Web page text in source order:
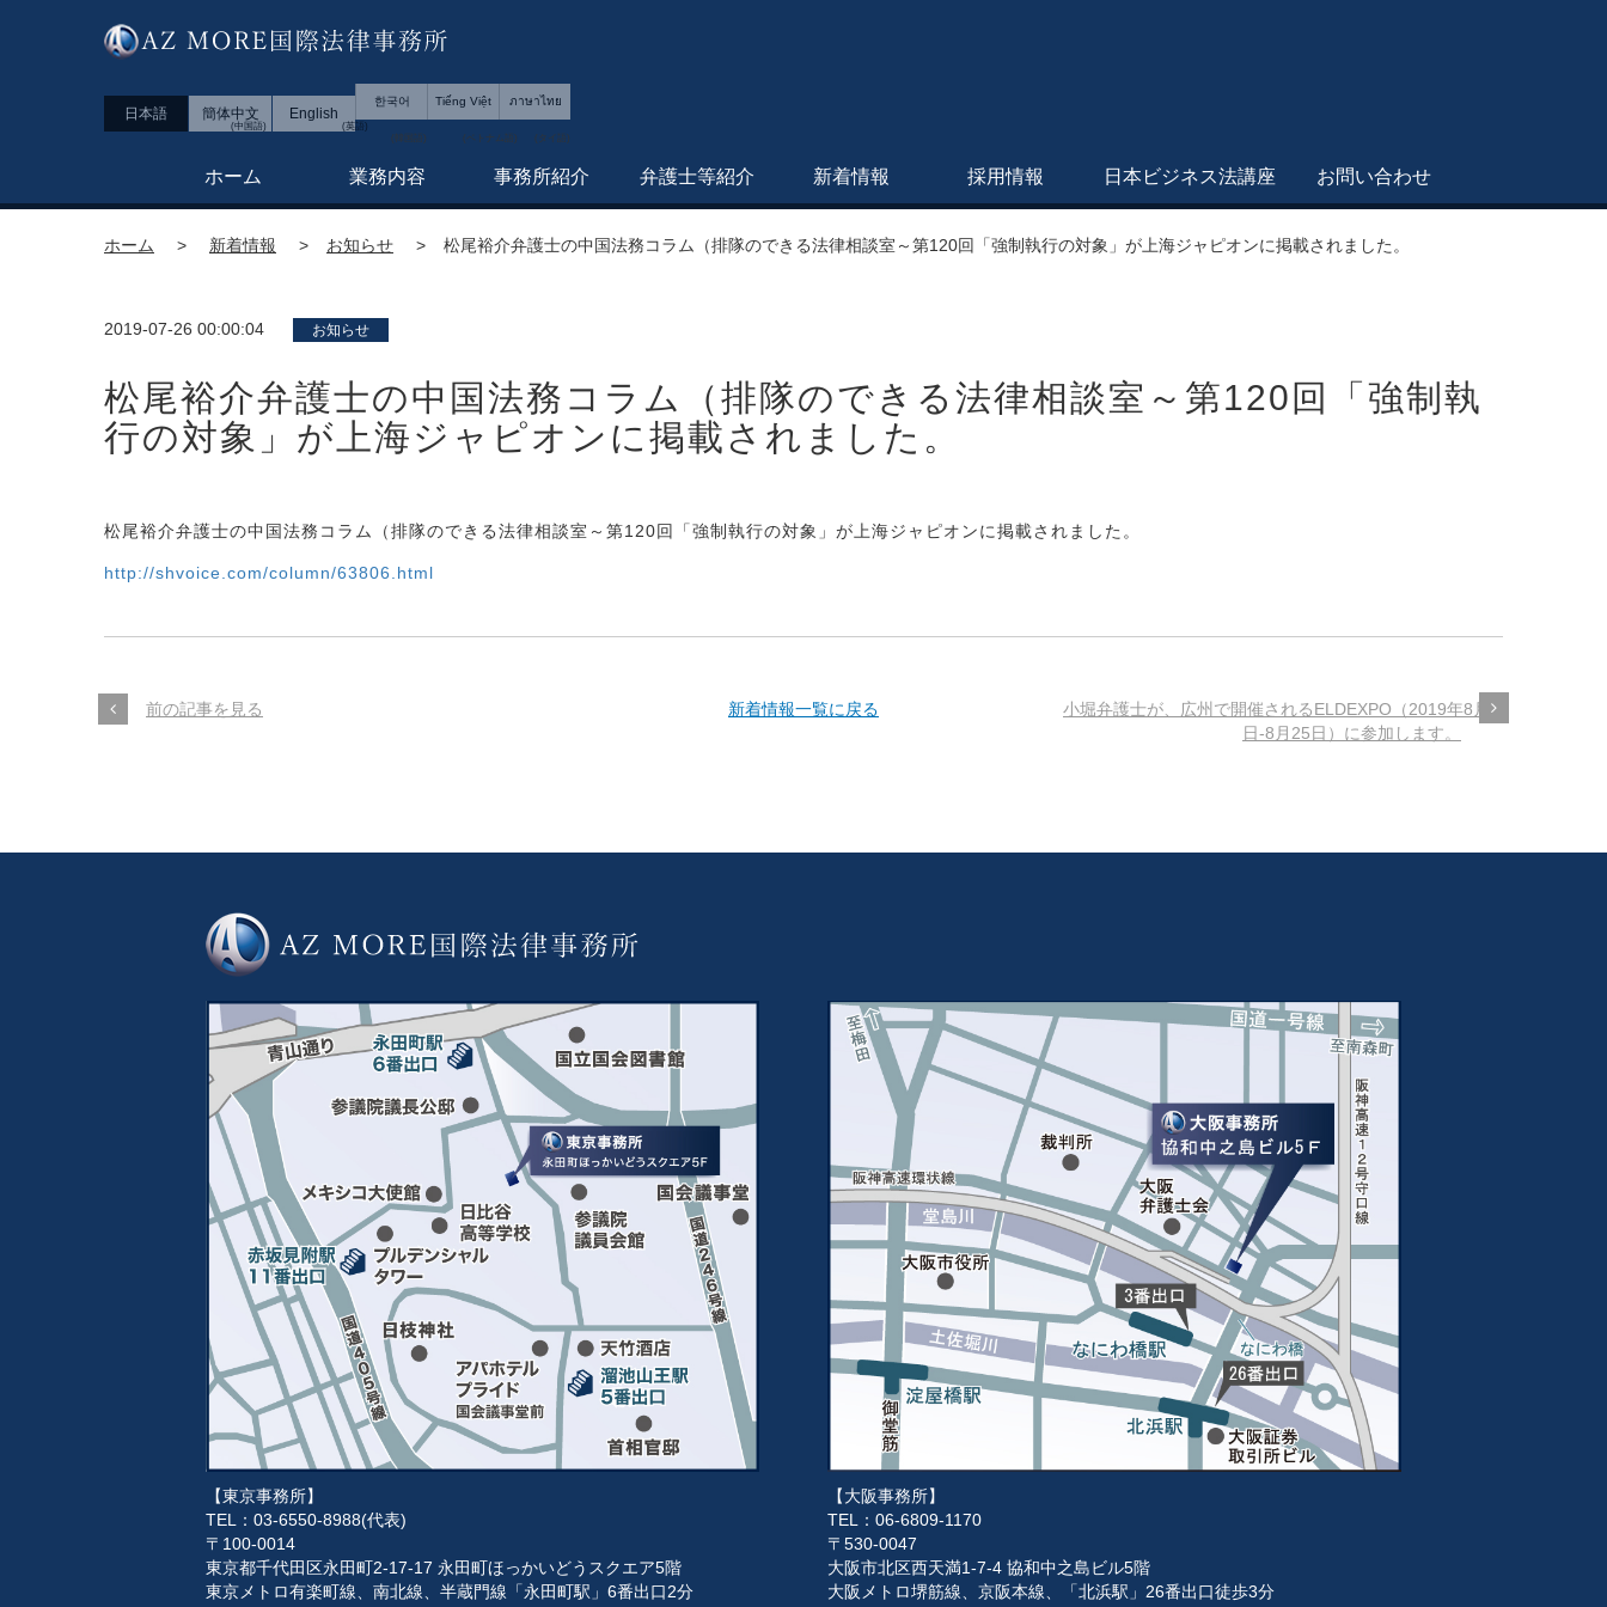
日本語 簡体中文 English
한국어 Tiếng Việt ภาษาไทย
ホーム 業務内容 事務所紹介 弁護士等紹介 新着情報 採用情報 日本ビジネス法講座 お問い合わせ
ホーム 新着情報 お知らせ 松尾裕介弁護士の中国法務コラム（排隊のできる法律相談室～第120回「強制執行の対象」が上海ジャピオンに掲載されました。
2019-07-26 00:00:04 お知らせ
松尾裕介弁護士の中国法務コラム（排隊のできる法律相談室～第120回「強制執
行の対象」が上海ジャピオンに掲載されました。
松尾裕介弁護士の中国法務コラム（排隊のできる法律相談室～第120回「強制執行の対象」が上海ジャピオンに掲載されました。
http://shvoice.com/column/63806.html
前の記事を見る 新着情報一覧に戻る
小堀弁護士が、広州で開催されるELDEXPO（2019年8月23
日-8月25日）に参加します。
【東京事務所】
TEL：03-6550-8988(代表)
〒100-0014
東京都千代田区永田町2-17-17 永田町ほっかいどうスクエア5階
東京メトロ有楽町線、南北線、半蔵門線「永田町駅」6番出口2分
【大阪事務所】
TEL：06-6809-1170
〒530-0047
大阪市北区西天満1-7-4 協和中之島ビル5階
大阪メトロ堺筋線、京阪本線、「北浜駅」26番出口徒歩3分